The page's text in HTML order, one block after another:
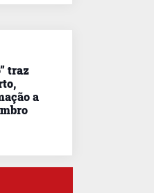
traz
a